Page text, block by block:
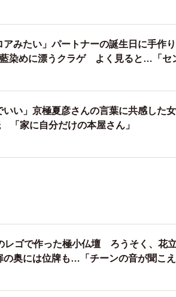
アみたい」パートナーの誕生日に手
染めに漂うクラゲ よく見ると…「セ
いい」京極夏彦さんの言葉に共感した
「家に自分だけの本屋さん」
レゴで作った極小仏壇 ろうそく、花
の奥には位牌も…「チーンの音が聞こえ